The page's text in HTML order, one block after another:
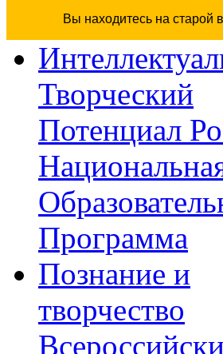
Вы находитесь на старой
Творческий
Потенциал
Программа
Познание и
творчество